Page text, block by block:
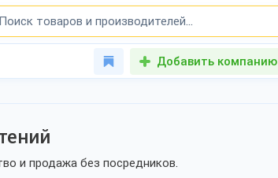
Добавить компанию
и продажа без посредников.